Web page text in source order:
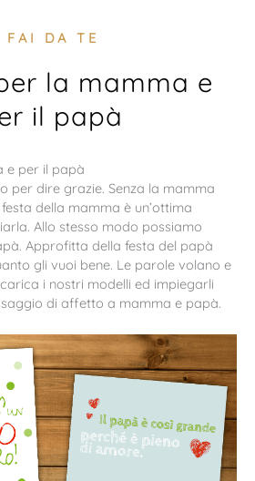
FAI DA TE
la mamma e
il papà
e per il papà
per dire grazie. Senza la mamma
della mamma è un’ottima
Allo stesso modo possiamo
Approfitta della festa del papà
gli vuoi bene. Le parole volano e
i nostri modelli ed impiegarli
di affetto a mamma e papà.